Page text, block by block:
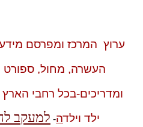
ערוץ המרכז ומפרסם
העשרה, מחול, ספורט
ומדריכים-בכל רחבי
ילד וילדה- למעקב